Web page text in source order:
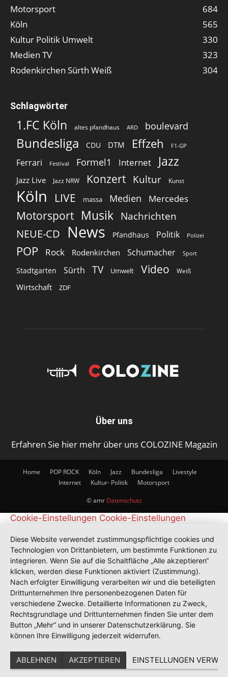
Motorsport
684
Köln
565
Kultur Politik Umwelt
330
Medien TV
323
Rodenkirchen Sürth Weiß
304
Schlagwörter
1.FC Köln altes pfandhaus ARD boulevard
Bundesliga CDU DTM Effzeh F1-GP
Ferrari Festival Formel1 Internet Jazz
Jazz Live Jazz NRW Konzert Kultur Kunst
Köln LIVE massa Medien Mercedes
Motorsport Musik Nachrichten
NEUE-CD
News Pfandhaus Politik Polizei
POP Rock Rodenkirchen Schumacher Sport
Stadtgarten Sürth TV Umwelt Video Weiß
Wirtschaft ZDF
Über uns
Erfahren Sie hier mehr über uns COLOZINE Magazin
Home POP ROCK Köln Jazz Bundesliga
Livestyle
Internet
Kultur- Politik Motorsport
© amr Datenschutz
Cookie-Einstellungen Cookie-Einstellungen
Diese Website verwendet zustimmungspflichtige cookies und
Technologien von Drittanbietern, um bestimmte Funktionen zu
integrieren. Wenn Sie auf die Schaltfläche „Alle akzeptieren“
klicken, werden diese Funktionen aktiviert (Zustimmung).
Nach erfolgter Einwilligung verarbeiten wir und die beteiligten
Drittunternehmen Ihre personenbezogenen Daten für
verschiedene Zwecke. Detaillierte Informationen zu Zweck,
Rechtsgrundlage und Drittunternehmen finden Sie unter dem
Button „Mehr“ und in unserer Datenschutzerklärung. Sie
können Ihre Einwilligung jederzeit widerrufen.
ABLEHNEN AKZEPTIEREN EINSTELLUNGEN